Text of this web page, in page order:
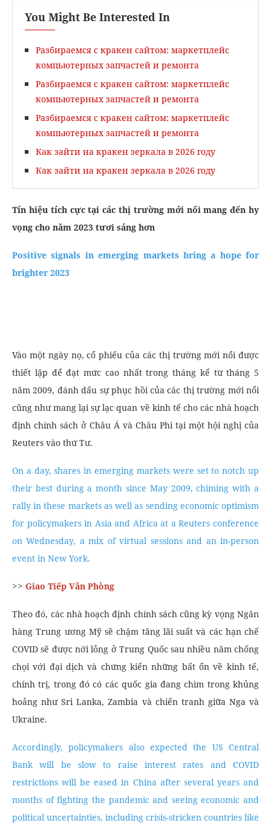
You Might Be Interested In
Разбираемся с кракен сайтом: маркетплейс
компьютерных запчастей и ремонта
Разбираемся с кракен сайтом: маркетплейс
компьютерных запчастей и ремонта
Разбираемся с кракен сайтом: маркетплейс
компьютерных запчастей и ремонта
Как зайти на кракен зеркала в 2026 году
Как зайти на кракен зеркала в 2026 году
Tín hiệu tích cực tại các thị trường mới nổi mang đến hy
vọng cho năm 2023 tươi sáng hơn
Positive signals in emerging markets bring a hope for
brighter 2023
Vào một ngày nọ, cổ phiếu của các thị trường mới nổi được
thiết lập để đạt mức cao nhất trong tháng kể từ tháng 5
năm 2009, đánh dấu sự phục hồi của các thị trường mới nổi
cũng như mang lại sự lạc quan về kinh tế cho các nhà hoạch
định chính sách ở Châu Á và Châu Phi tại một hội nghị của
Reuters vào thứ Tư.
On a day, shares in emerging markets were set to notch up
their best during a month since May 2009, chiming with a
rally in these markets as well as sending economic optimism
for policymakers in Asia and Africa at a Reuters conference
on Wednesday, a mix of virtual sessions and an in-person
event in New York.
>> Giao Tiếp Văn Phòng
Theo đó, các nhà hoạch định chính sách cũng kỳ vọng Ngân
hàng Trung ương Mỹ sẽ chậm tăng lãi suất và các hạn chế
COVID sẽ được nới lỏng ở Trung Quốc sau nhiều năm chống
chọi với đại dịch và chứng kiến những bất ổn về kinh tế,
chính trị, trong đó có các quốc gia đang chìm trong khủng
hoảng như Sri Lanka, Zambia và chiến tranh giữa Nga và
Ukraine.
Accordingly, policymakers also expected the US Central
Bank will be slow to raise interest rates and COVID
restrictions will be eased in China after several years and
months of fighting the pandemic and seeing economic and
political uncertainties, including crisis-stricken countries like